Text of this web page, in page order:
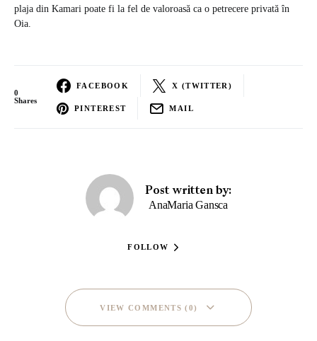
plaja din Kamari poate fi la fel de valoroasă ca o petrecere privată în
Oia.
0
Shares
FACEBOOK X (TWITTER)
PINTEREST MAIL
Post written by:
AnaMaria Gansca
FOLLOW
VIEW COMMENTS (0)